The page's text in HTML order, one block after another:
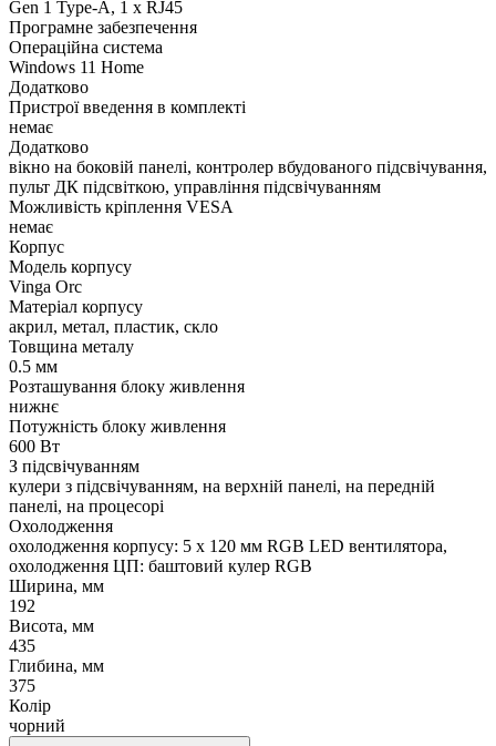
Gen 1 Type-A, 1 x RJ45
Програмне забезпечення
Операційна система
Windows 11 Home
Додатково
Пристрої введення в комплекті
немає
Додатково
вікно на боковій панелі, контролер вбудованого підсвічування,
пульт ДК підсвіткою, управління підсвічуванням
Можливість кріплення VESA
немає
Корпус
Модель корпусу
Vinga Orc
Матеріал корпусу
акрил, метал, пластик, скло
Товщина металу
0.5 мм
Розташування блоку живлення
нижнє
Потужність блоку живлення
600 Вт
З підсвічуванням
кулери з підсвічуванням, на верхній панелі, на передній
панелі, на процесорі
Охолодження
охолодження корпусу: 5 x 120 мм RGB LED вентилятора,
охолодження ЦП: баштовий кулер RGB
Ширина, мм
192
Висота, мм
435
Глибина, мм
375
Колір
чорний